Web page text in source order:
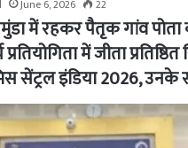
June 6, 2026 22
में रहकर पैतृक गांव पोता
प्रतियोगिता में जीता
सेंट्रल इंडिया 2026,